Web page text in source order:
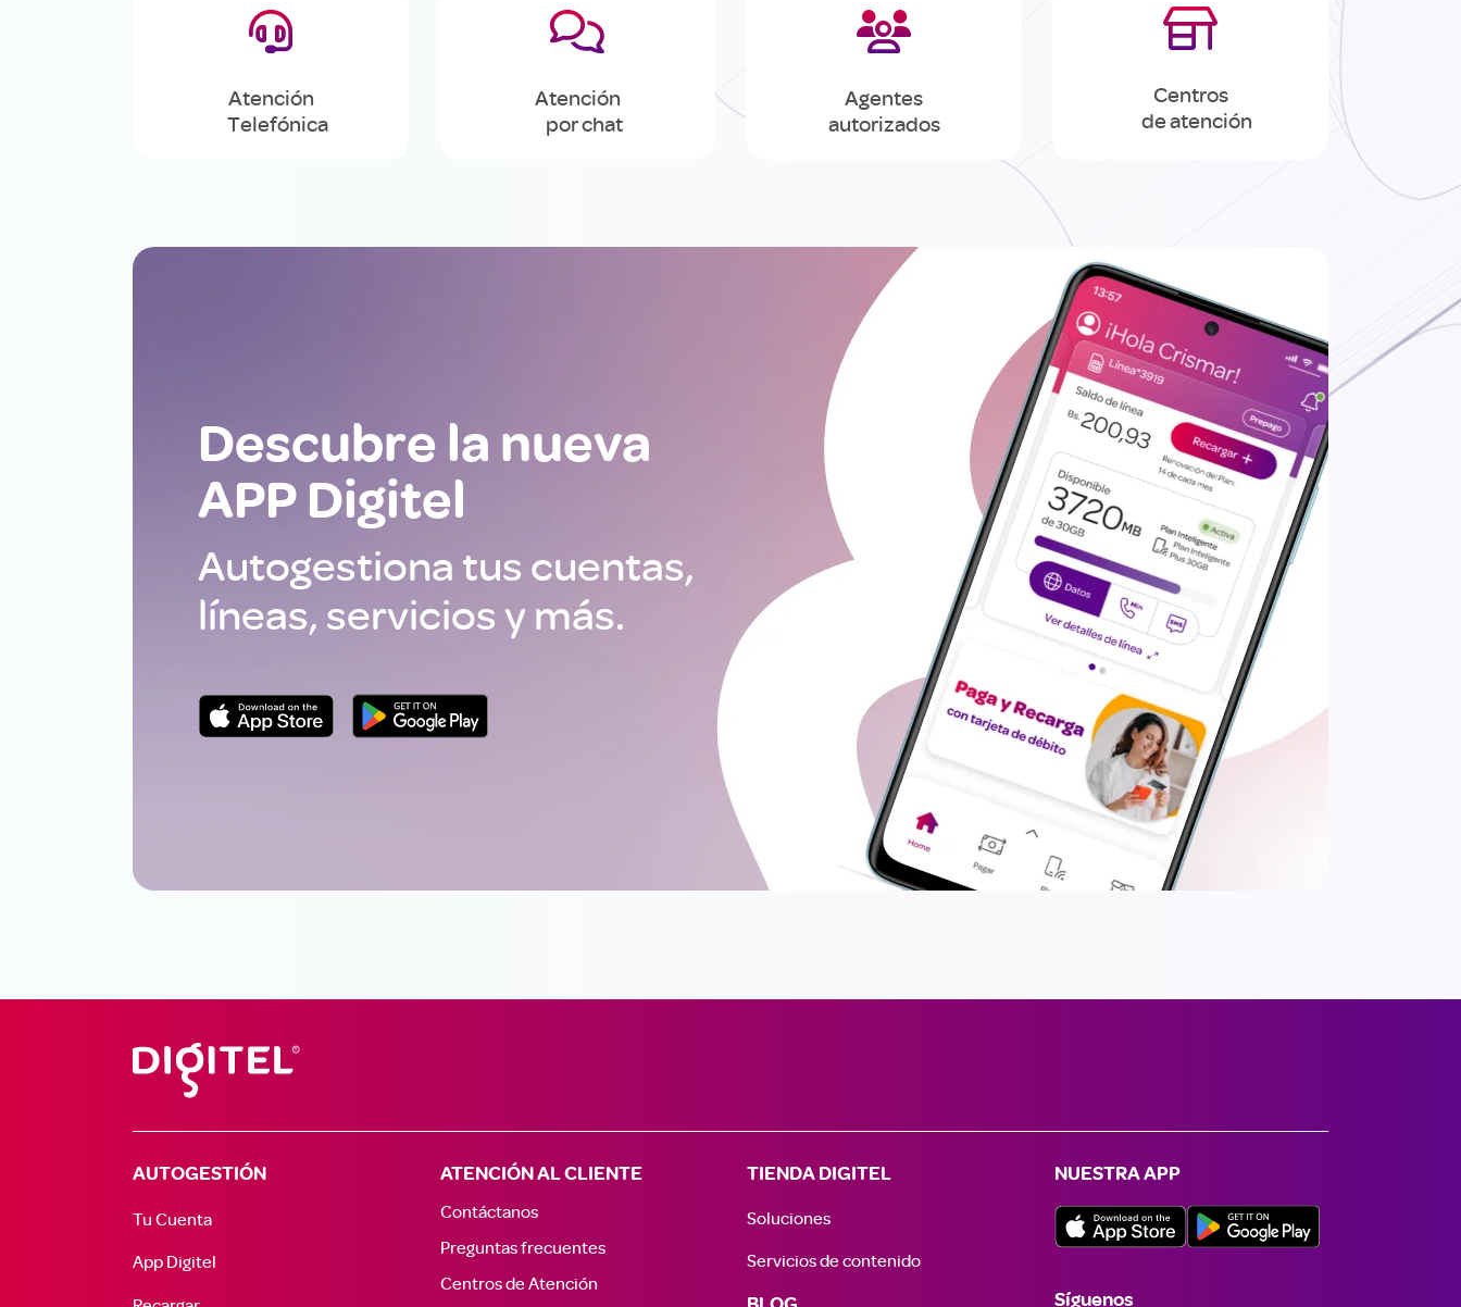

Atención
Telefónica

Atención
por chat

Agentes
autorizados

Centros
de atención
Descubre la nueva
APP Digitel
Autogestiona tus cuentas,
líneas, servicios y más.
AUTOGESTIÓN
Tu Cuenta
App Digitel
ATENCIÓN AL CLIENTE
Contáctanos
Preguntas frecuentes
Centros de Atención
TIENDA DIGITEL
Soluciones
Servicios de contenido
NUESTRA APP
Síguenos